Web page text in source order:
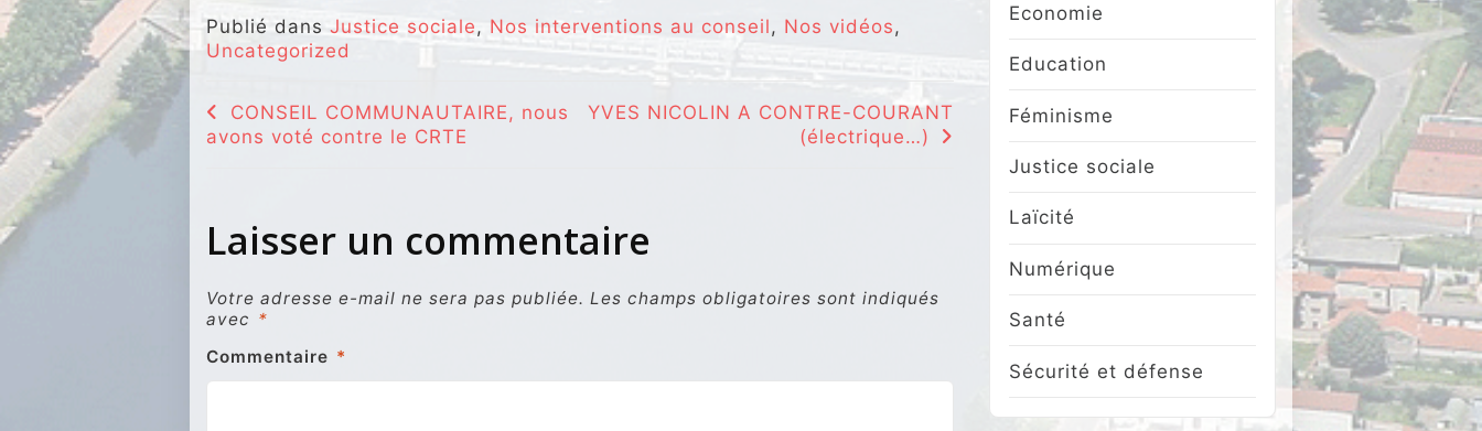
Publié dans Justice sociale, Nos interventions au conseil, Nos vidéos,
Uncategorized
Navigation
de
CONSEIL COMMUNAUTAIRE, nous
avons voté contre le CRTE
YVES NICOLIN A CONTRE-COURANT
(électrique…)
Laisser un commentaire
Votre adresse e-mail ne sera pas publiée. Les champs obligatoires sont indiqués
avec *
Commentaire *
Economie
Education
Féminisme
Justice sociale
Laïcité
Numérique
Santé
Sécurité et défense